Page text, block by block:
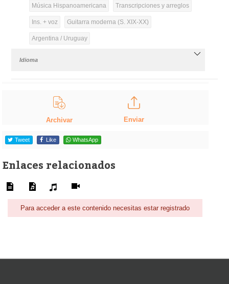
Música Hispanoamericana Transcripciones y arreglos
Ins. + voz Guitarra moderna (S. XIX-XX)
Argentina / Uruguay
Idioma
Archivar Enviar
Tweet Like WhatsApp
Enlaces relacionados
Para acceder a este contenido necesitas estar registrado